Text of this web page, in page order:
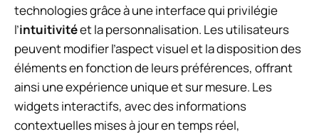
technologies grâce à une interface qui privilégie
l’intuitivitéet la personnalisation. Les utilisateurs
peuvent modifier l’aspect visuel et la disposition des
éléments en fonction de leurs préférences, offrant
ainsi une expérience unique et sur mesure. Les
widgets interactifs, avec des informations
contextuelles mises à jour en temps réel,